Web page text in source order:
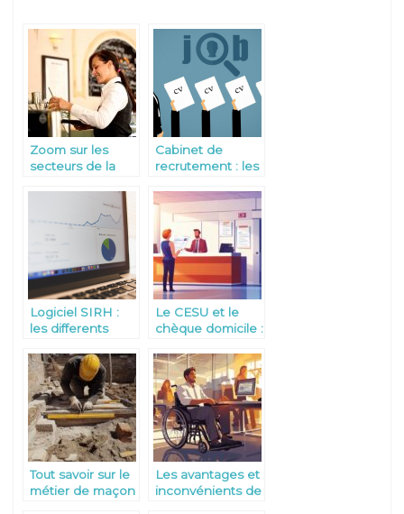
Zoom sur les
secteurs de la
Cabinet de
recrutement : les
d’y recourir
Logiciel SIRH :
les differents
fonctionnalites
Le CESU et le
chèque domicile :
pour simplifier la
relation
employeur-salarié
Tout savoir sur le
métier de maçon
Les avantages et
inconvénients de